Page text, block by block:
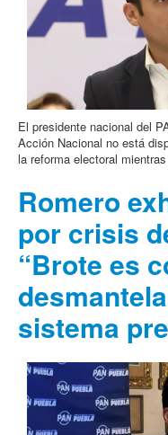
El presidente nacional del
Acción Nacional no está
la reforma electoral
Romero
por crisis
“Brote es
sistema